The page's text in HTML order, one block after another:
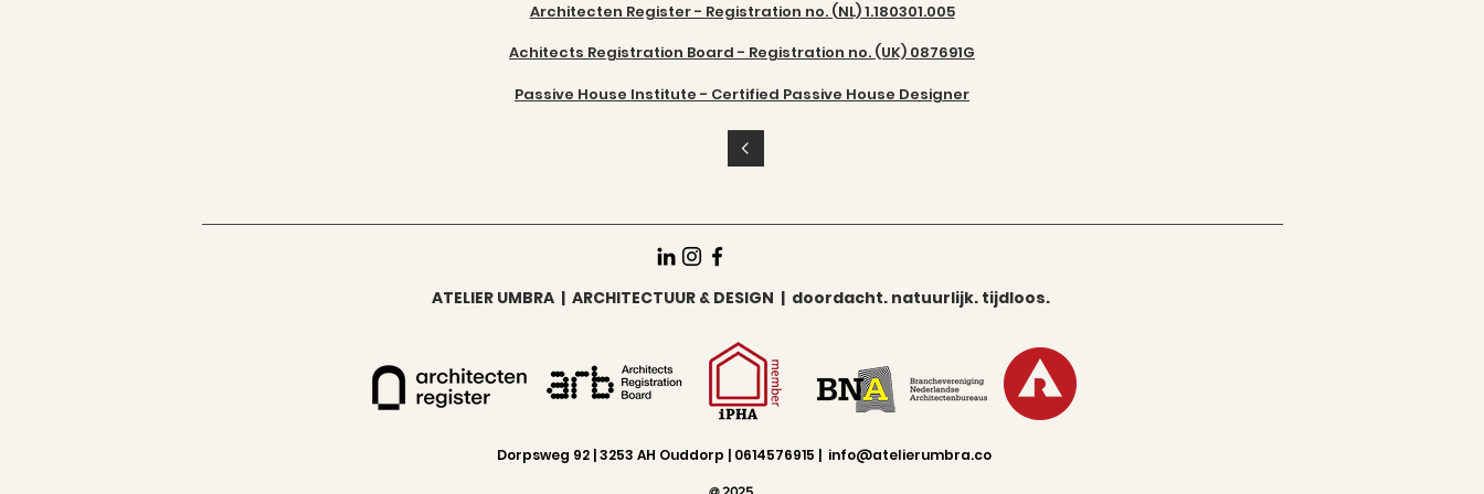
Architecten Register - Registration no. (NL) 1.180301.005
Achitects Registration Board - Registration no. (UK) 087691G
Passive House Institute - Certified Passive House Designer
ATELIER UMBRA | ARCHITECTUUR & DESIGN | doordacht. natuurlijk. tijdloos.
Dorpsweg 92 | 3253 AH Ouddorp | 0614576915 | info@atelierumbra.co